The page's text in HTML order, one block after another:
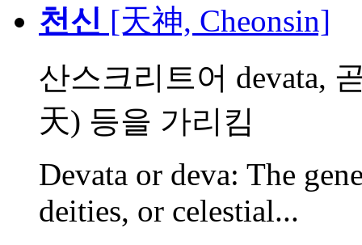
천신 [天神, Cheonsin]
산스크리트어 devata,
天) 등을 가리킴
Devata or deva: The
deities, or celestial...